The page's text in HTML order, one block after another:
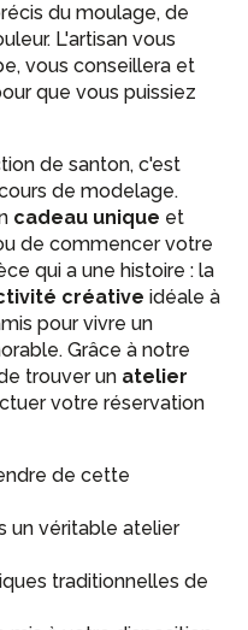
du moulage, de
L'artisan vous
vous conseillera et
que vous puissiez
de santon, c'est
de modelage.
cadeau unique et
de commencer votre
qui a une histoire : la
créative idéale à
pour vivre un
Grâce à notre
trouver un atelier
votre réservation
de cette
un véritable atelier
traditionnelles de